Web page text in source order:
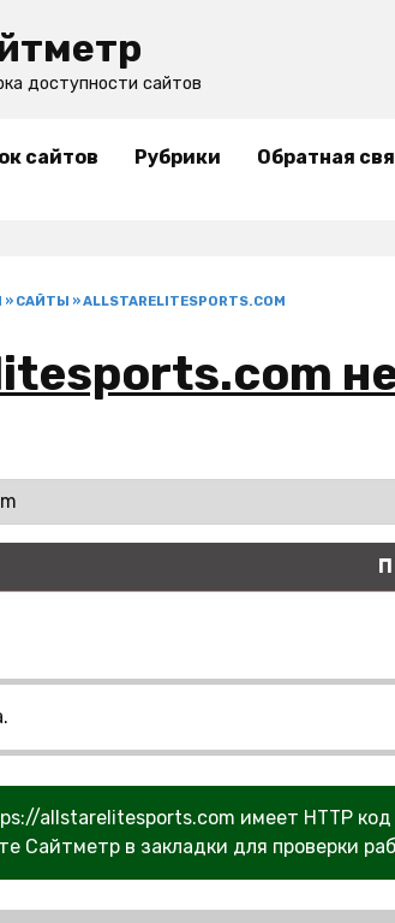
доступности сайтов
сайтов Рубрики Обратная
» САЙТЫ »ALLSTARELITESPORTS.COM
не
allstarelitesports.com имеет HTTP
Сайтметр в закладки для проверки